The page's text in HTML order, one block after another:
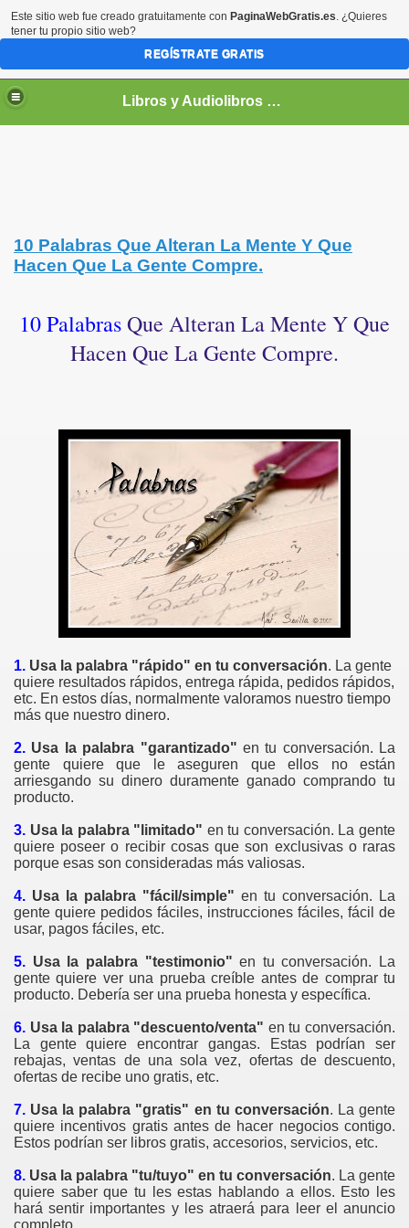
Libros y Audiolibros Para emprendedores
10 Palabras Que Alteran La Mente Y Que
Hacen Que La Gente Compre.
10 PalabrasQue Alteran La Mente Y Que
Hacen Que La Gente Compre.
1. Usa la palabra "rápido" en tu conversación. La gente
quiere resultados rápidos, entrega rápida, pedidos rápidos,
etc. En estos días, normalmente valoramos nuestro tiempo
más que nuestro dinero.
2. Usa la palabra "garantizado" en tu conversación. La
gente quiere que le aseguren que ellos no están
arriesgando su dinero duramente ganado comprando tu
producto.
3. Usa la palabra "limitado" en tu conversación. La gente
quiere poseer o recibir cosas que son exclusivas o raras
porque esas son consideradas más valiosas.
4. Usa la palabra "fácil/simple" en tu conversación. La
gente quiere pedidos fáciles, instrucciones fáciles, fácil de
usar, pagos fáciles, etc.
5. Usa la palabra "testimonio" en tu conversación. La
gente quiere ver una prueba creíble antes de comprar tu
producto. Debería ser una prueba honesta y específica.
6. Usa la palabra "descuento/venta" en tu conversación.
La gente quiere encontrar gangas. Estas podrían ser
rebajas, ventas de una sola vez, ofertas de descuento,
ofertas de recibe uno gratis, etc.
7. Usa la palabra "gratis" en tu conversación. La gente
quiere incentivos gratis antes de hacer negocios contigo.
Estos podrían ser libros gratis, accesorios, servicios, etc.
8. Usa la palabra "tu/tuyo" en tu conversación. La gente
quiere saber que tu les estas hablando a ellos. Esto les
hará sentir importantes y les atraerá para leer el anuncio
de otros
ventas
y saber escuchar
Este sitio web fue creado gratuitamente con PaginaWebGratis.es. ¿Quieres
tener tu propio sitio web?
REGÍSTRATE GRATIS